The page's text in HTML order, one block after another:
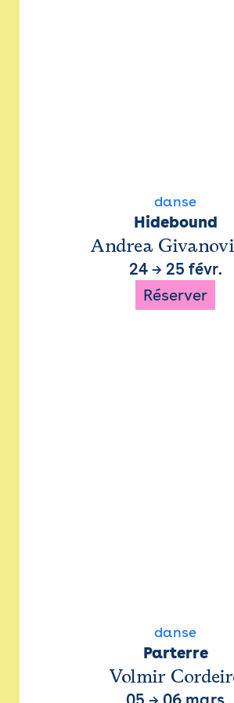
danse
Hidebound
Andrea
24→ 25 févr.
Réserver
danse
Parterre
Volmir